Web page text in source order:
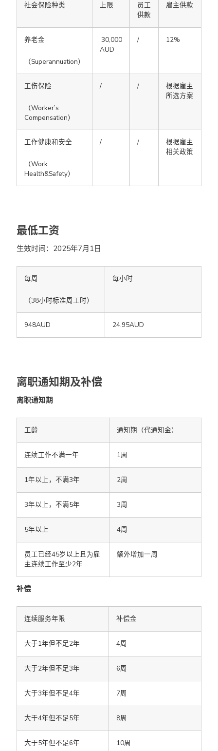
社会保险种类 上限
员工
供款
雇主供款
养老金
（Superannuation）
30,000
AUD
/ 12%
工伤保险
（Worker’s
Compensation）
/ /
根据雇主
所选方案
工作健康和安全
（Work
Health&Safety）
/ /
根据雇主
相关政策
最低工资
生效时间：2025年7月1日
每周
（38小时标准周工时）
每小时
948AUD 24.95AUD
离职通知期及补偿
离职通知期
工龄 通知期（代通知金）
连续工作不满一年 1周
1年以上，不满3年 2周
3年以上，不满5年 3周
5年以上 4周
员工已经45岁以上且为雇
主连续工作至少2年
额外增加一周
补偿
连续服务年限 补偿金
大于1年但不足2年 4周
大于2年但不足3年 6周
大于3年但不足4年 7周
大于4年但不足5年 8周
大于5年但不足6年 10周